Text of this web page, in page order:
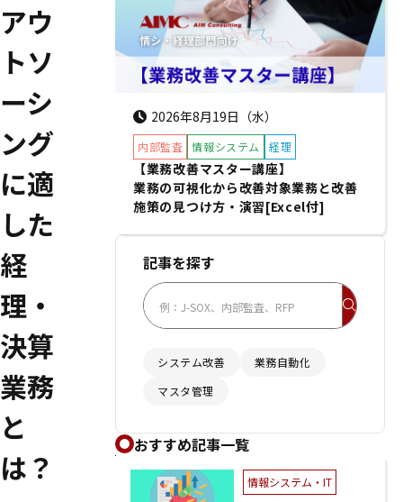
アウ
トソ
ーシ
ング
に適
した
経
理・
決算
業務
と
は？
2026年8月19日（水）
内部監査 情報システム 経理
【業務改善マスター講座】
業務の可視化から改善対象業務と改善
施策の見つけ方・演習[Excel付]
記事を探す
システム改善
業務自動化
マスタ管理
おすすめ記事一覧
情報システム・IT